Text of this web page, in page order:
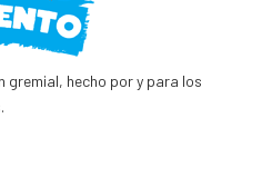
gremial, hecho por y para los